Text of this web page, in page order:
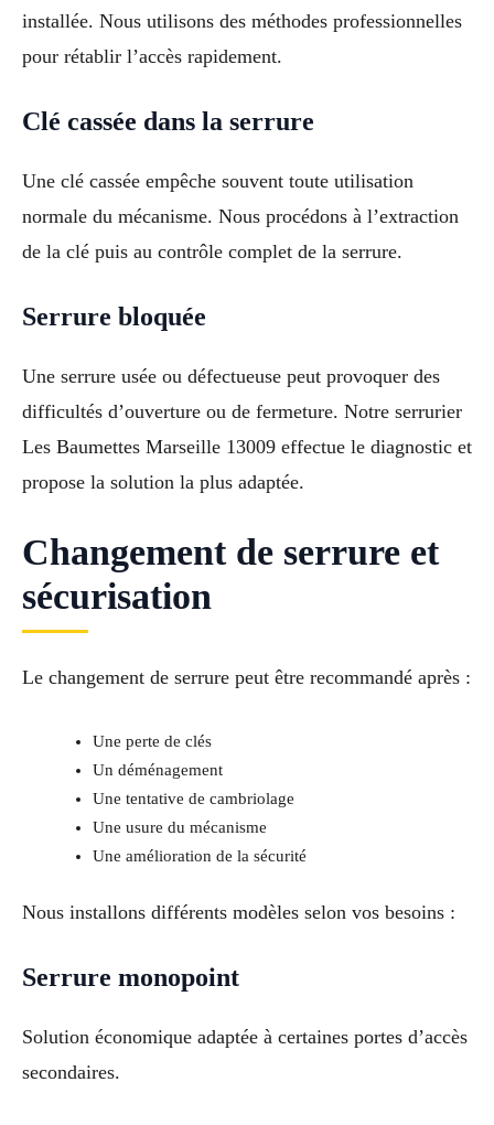
installée. Nous utilisons des méthodes professionnelles
pour rétablir l’accès rapidement.
Clé cassée dans la serrure
Une clé cassée empêche souvent toute utilisation
normale du mécanisme. Nous procédons à l’extraction
de la clé puis au contrôle complet de la serrure.
Serrure bloquée
Une serrure usée ou défectueuse peut provoquer des
difficultés d’ouverture ou de fermeture. Notre serrurier
Les Baumettes Marseille 13009 effectue le diagnostic et
propose la solution la plus adaptée.
Changement de serrure et
sécurisation
Le changement de serrure peut être recommandé après :
Une perte de clés
Un déménagement
Une tentative de cambriolage
Une usure du mécanisme
Une amélioration de la sécurité
Nous installons différents modèles selon vos besoins :
Serrure monopoint
Solution économique adaptée à certaines portes d’accès
secondaires.